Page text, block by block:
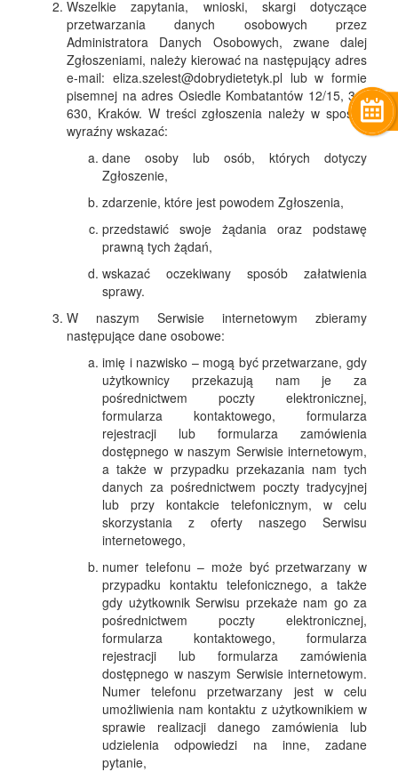
Wszelkie zapytania, wnioski, skargi dotyczące
przetwarzania danych osobowych przez
Administratora Danych Osobowych, zwane dalej
Zgłoszeniami, należy kierować na następujący adres
e-mail: eliza.szelest@dobrydietetyk.pl lub w formie
pisemnej na adres Osiedle Kombatantów 12/15, 31-
630, Kraków. W treści zgłoszenia należy w sposób
wyraźny wskazać:
dane osoby lub osób, których dotyczy
Zgłoszenie,
zdarzenie, które jest powodem Zgłoszenia,
przedstawić swoje żądania oraz podstawę
prawną tych żądań,
wskazać oczekiwany sposób załatwienia
sprawy.
W naszym Serwisie internetowym zbieramy
następujące dane osobowe:
imię i nazwisko – mogą być przetwarzane, gdy
użytkownicy przekazują nam je za
pośrednictwem poczty elektronicznej,
formularza kontaktowego, formularza
rejestracji lub formularza zamówienia
dostępnego w naszym Serwisie internetowym,
a także w przypadku przekazania nam tych
danych za pośrednictwem poczty tradycyjnej
lub przy kontakcie telefonicznym, w celu
skorzystania z oferty naszego Serwisu
internetowego,
numer telefonu – może być przetwarzany w
przypadku kontaktu telefonicznego, a także
gdy użytkownik Serwisu przekaże nam go za
pośrednictwem poczty elektronicznej,
formularza kontaktowego, formularza
rejestracji lub formularza zamówienia
dostępnego w naszym Serwisie internetowym.
Numer telefonu przetwarzany jest w celu
umożliwienia nam kontaktu z użytkownikiem w
sprawie realizacji danego zamówienia lub
udzielenia odpowiedzi na inne, zadane
pytanie,